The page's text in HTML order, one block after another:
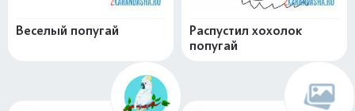
Веселый попугай
Распустил хохолок
попугай